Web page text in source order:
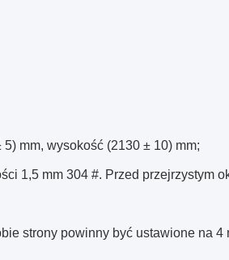
mm, wysokość (2130 ± 10) mm;
1,5 mm 304 #. Przed przejrzystym
strony powinny być ustawione na 4